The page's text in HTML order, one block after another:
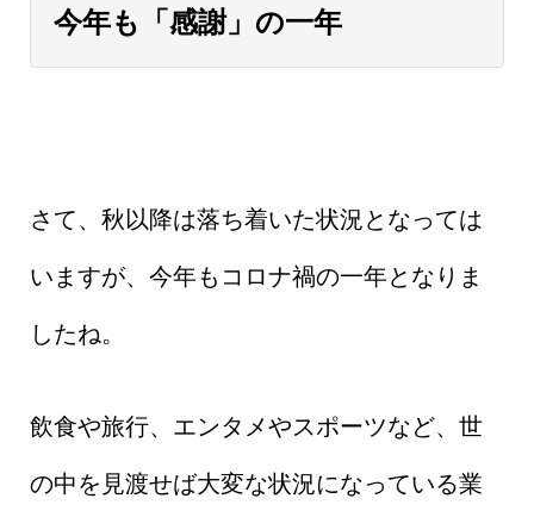
今年も「感謝」の一年
さて、秋以降は落ち着いた状況となっては
いますが、今年もコロナ禍の一年となりま
したね。
飲食や旅行、エンタメやスポーツなど、世
の中を見渡せば大変な状況になっている業